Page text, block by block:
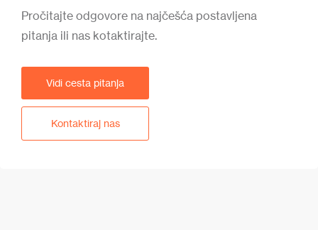
Pročitajte odgovore na najčešća postavljena
pitanja ili nas kotaktirajte.
Vidi cesta pitanja
Kontaktiraj nas